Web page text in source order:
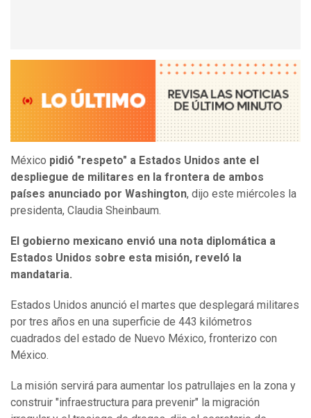
México pidió "respeto" a Estados Unidos ante el
despliegue de militares en la frontera de ambos
países anunciado por Washington, dijo este miércoles la
presidenta, Claudia Sheinbaum.
El gobierno mexicano envió una nota diplomática a
Estados Unidos sobre esta misión, reveló la
mandataria.
Estados Unidos anunció el martes que desplegará militares
por tres años en una superficie de 443 kilómetros
cuadrados del estado de Nuevo México, fronterizo con
México.
La misión servirá para aumentar los patrullajes en la zona y
construir "infraestructura para prevenir" la migración